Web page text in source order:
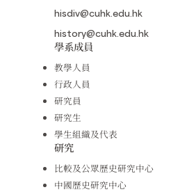
hisdiv@cuhk.edu.hk
history@cuhk.edu.hk
學系成員
教學人員
行政人員
研究員
研究生
學生組織及代表
研究
比較及公眾歷史研究中心
中國歷史研究中心